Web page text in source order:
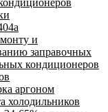
и
заправочных
кондиционеров
аргоном
холодильников